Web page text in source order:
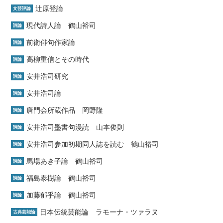
文芸評論 辻原登論
詩論 現代詩人論 鶴山裕司
詩論 前衛俳句作家論
詩論 高柳重信とその時代
詩論 安井浩司研究
詩論 安井浩司論
詩論 唐門会所蔵作品 岡野隆
詩論 安井浩司墨書句漫読 山本俊則
詩論 安井浩司参加初期同人誌を読む 鶴山裕司
詩論 馬場あき子論 鶴山裕司
詩論 福島泰樹論 鶴山裕司
詩論 加藤郁乎論 鶴山裕司
古典芸能論 日本伝統芸能論 ラモーナ・ツァラヌ